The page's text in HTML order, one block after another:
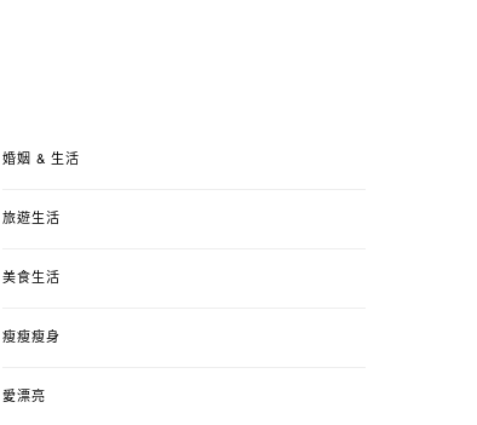
婚姻 & 生活
旅遊生活
美食生活
瘦瘦瘦身
愛漂亮